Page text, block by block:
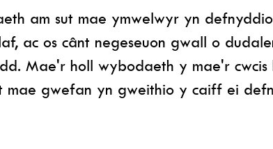
am sut mae ymwelwyr yn
ac os cânt negeseuon gwall o
Mae'r holl wybodaeth y mae'r
mae gwefan yn gweithio y caiff ei